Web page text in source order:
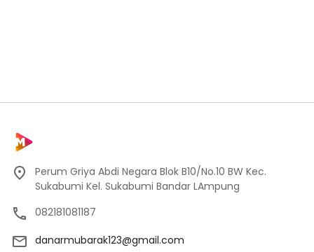
Perum Griya Abdi Negara Blok B10/No.10 BW Kec.
Sukabumi Kel. Sukabumi Bandar LAmpung
082181081187
danarmubarak123@gmail.com